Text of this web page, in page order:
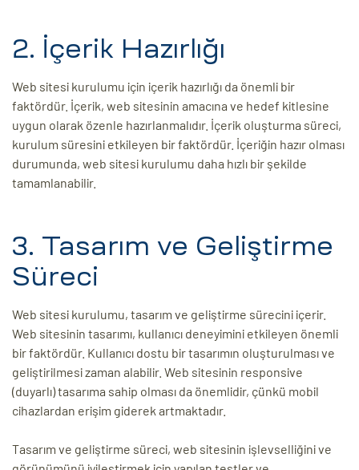
2. İçerik Hazırlığı
Web sitesi kurulumu için içerik hazırlığı da önemli bir
faktördür. İçerik, web sitesinin amacına ve hedef kitlesine
uygun olarak özenle hazırlanmalıdır. İçerik oluşturma süreci,
kurulum süresini etkileyen bir faktördür. İçeriğin hazır olması
durumunda, web sitesi kurulumu daha hızlı bir şekilde
tamamlanabilir.
3. Tasarım ve Geliştirme
Süreci
Web sitesi kurulumu, tasarım ve geliştirme sürecini içerir.
Web sitesinin tasarımı, kullanıcı deneyimini etkileyen önemli
bir faktördür. Kullanıcı dostu bir tasarımın oluşturulması ve
geliştirilmesi zaman alabilir. Web sitesinin responsive
(duyarlı) tasarıma sahip olması da önemlidir, çünkü mobil
cihazlardan erişim giderek artmaktadır.
Tasarım ve geliştirme süreci, web sitesinin işlevselliğini ve